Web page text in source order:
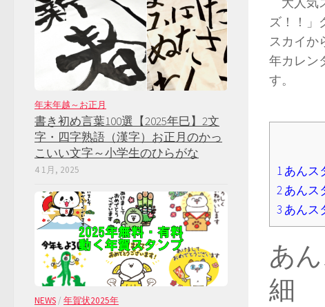
ズ！！」
スカイか
年カレン
す。
1あんス
2あんス
3 あんス
あ
細
年末年越～お正月
書き初め言葉100選【2025年巳】2文
字・四字熟語（漢字）お正月のかっ
こいい文字～小学生のひらがな
4 1月, 2025
NEWS / 年賀状2025年